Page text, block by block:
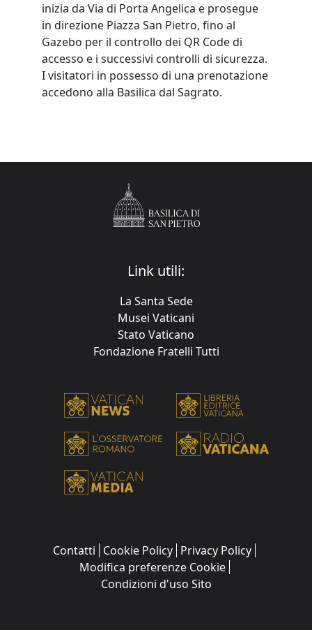
inizia da Via di Porta Angelica e prosegue
in direzione Piazza San Pietro, fino al
Gazebo per il controllo dei QR Code di
accesso e i successivi controlli di sicurezza.
I visitatori in possesso di una prenotazione
accedono alla Basilica dal Sagrato.
Link utili:
La Santa Sede
Musei Vaticani
Stato Vaticano
Fondazione Fratelli Tutti
Contatti Cookie Policy Privacy Policy
Modifica preferenze Cookie
Condizioni d'uso Sito